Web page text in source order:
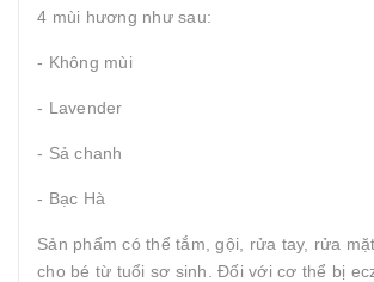
4 mùi hương như sau:
- Không mùi
- Lavender
- Sả chanh
- Bạc Hà
Sản phẩm có thể tắm, gội, rửa tay, rửa
cho bé từ tuổi sơ sinh. Đối với cơ thể bị